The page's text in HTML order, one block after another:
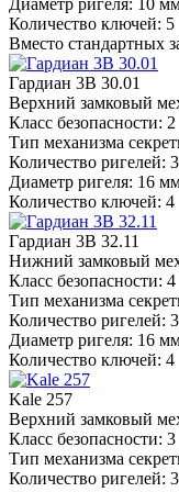
Количество ключей: 5
Вместо стандартных
Гардиан 3В 30.01
Верхний замковый
Класс безопасности: 2
Тип механизма
Количество ригелей: 3
Диаметр ригеля: 16
Количество ключей: 4
Гардиан 3В 32.11
Нижний замковый
Класс безопасности: 4
Тип механизма
Количество ригелей: 3
Диаметр ригеля: 16
Количество ключей: 4
Kale 257
Верхний замковый
Класс безопасности: 3
Тип механизма
Количество ригелей: 3